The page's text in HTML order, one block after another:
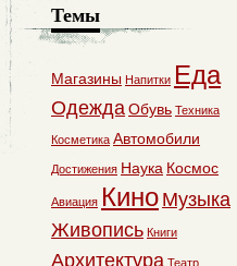
Темы
Магазины Напитки Еда
ОдеждаОбувь Техника
Косметика Автомобили
Достижения Наука Космос
Авиация Кино Музыка
Живопись Книги
Архитектура Театр